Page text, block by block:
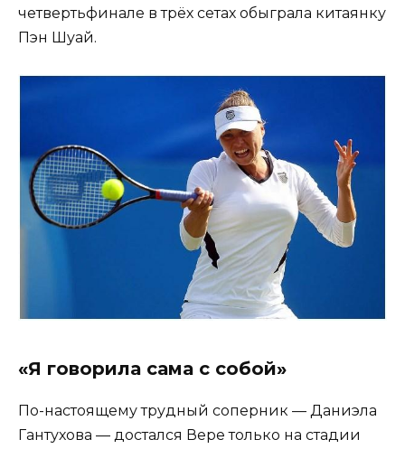
четвертьфинале в трёх сетах обыграла китаянку
Пэн Шуай.
«Я говорила сама с собой»
По-настоящему трудный соперник — Даниэла
Гантухова — достался Вере только на стадии